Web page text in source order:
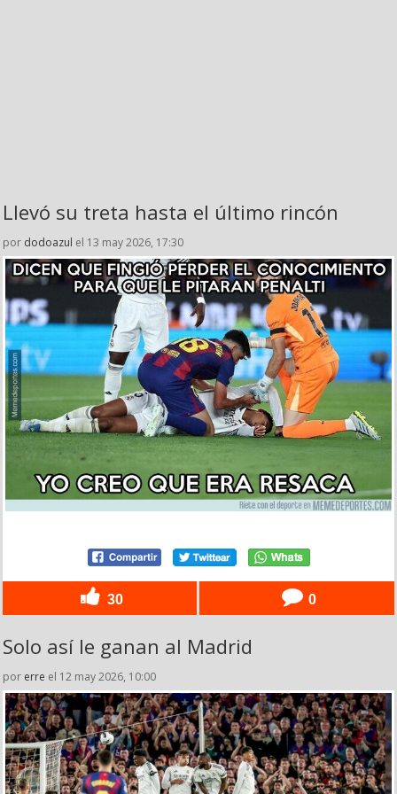
Llevó su treta hasta el último rincón
por dodoazul el 13 may 2026, 17:30
30 0
Solo así le ganan al Madrid
por erre el 12 may 2026, 10:00